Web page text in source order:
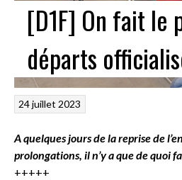
[D1F] On fait le
départs
24 juillet 2023
A quelques jours de la reprise de
prolongations, il n’y a que de quoi
+++++